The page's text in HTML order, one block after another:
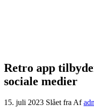
Retro app
sociale medier
15. juli 2023 Slået fra Af